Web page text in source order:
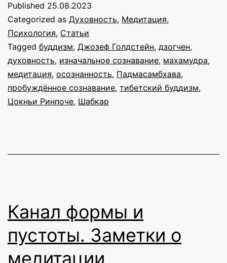
Published 25.08.2023
Categorized as Духовность, Медитация,
Психология, Статьи
Tagged буддизм, Джозеф Голдстейн, дзогчен,
духовность, изначальное сознавание, махамудра,
медитация, осознанность, Падмасамбхава,
пробуждённое сознавание, тибетский буддизм,
Цокньи Ринпоче, Шабкар
Канал формы и
пустоты. Заметки о